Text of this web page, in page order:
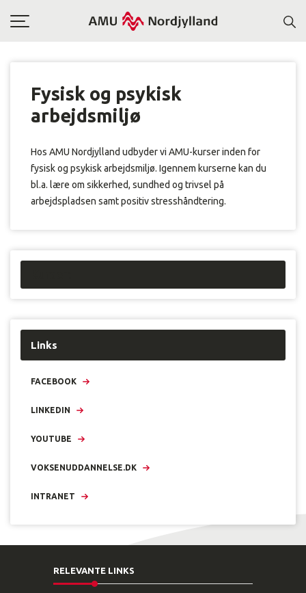
Toggle
Fysisk og psykisk
arbejdsmiljø
Hos AMU Nordjylland udbyder vi AMU-kurser inden for
fysisk og psykisk arbejdsmiljø. Igennem kurserne kan du
bl.a. lære om sikkerhed, sundhed og trivsel på
arbejdspladsen samt positiv stresshåndtering.
Links
FACEBOOK
LINKEDIN
YOUTUBE
VOKSENUDDANNELSE.DK
INTRANET
RELEVANTE LINKS